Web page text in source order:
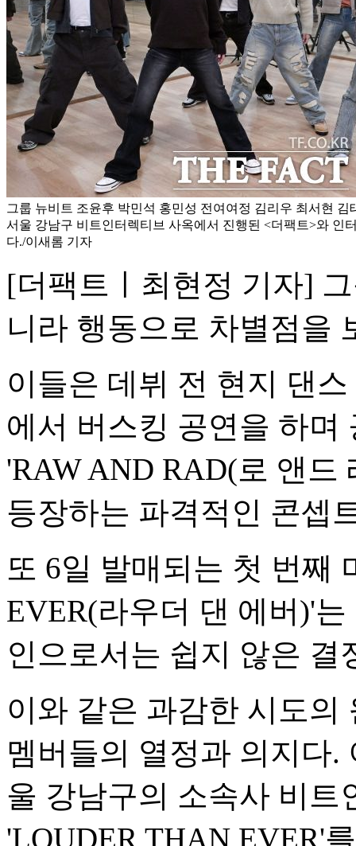
그룹 뉴비트 조윤후 박민석 홍민성 전여여정 김리우 최서현 김
서울 강남구 비트인터렉티브 사옥에서 진행된 <더팩트>와 인
다./이새롬 기자
[더팩트ㅣ최현정 기자]
니라 행동으로 차별점을
이들은 데뷔 전 현지 댄
에서 버스킹 공연을 하며
'RAW AND RAD(로 앤드
등장하는 파격적인 콘셉
또 6일 발매되는 첫 번째
EVER(라우더 댄 에버)'
인으로서는 쉽지 않은 결
이와 같은 과감한 시도의
멤버들의 열정과 의지다.
울 강남구의 소속사 비트
' LOUDER THAN EVER'